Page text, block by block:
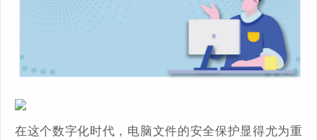
在这个数字化时代，电脑文件的安全保护显得尤为重